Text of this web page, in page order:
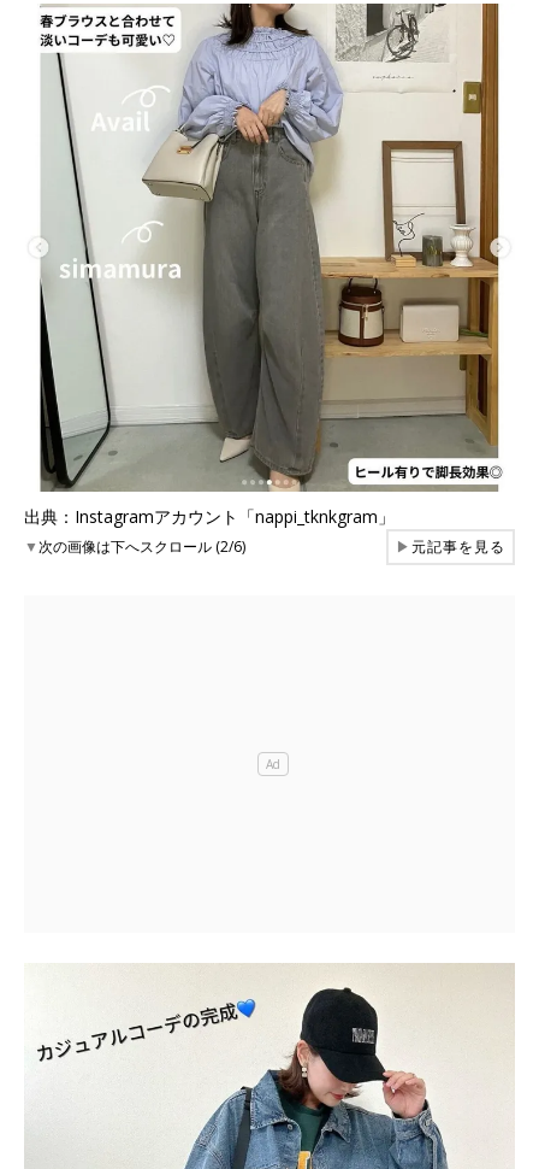
出典：Instagramアカウント「nappi_tknkgram」
▼次の画像は下へスクロール (2/6) ▶元記事を見る